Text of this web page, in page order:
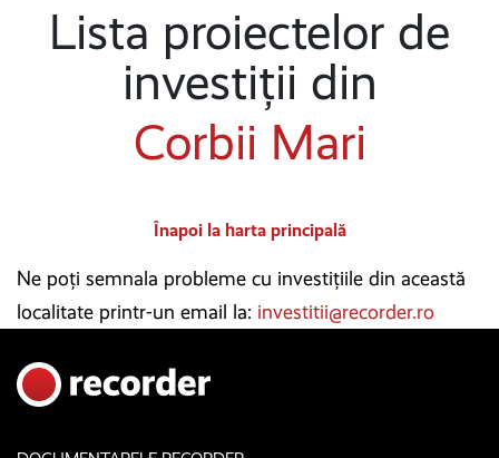
Lista proiectelor de
investiții din
Corbii Mari
Înapoi la harta principală
Ne poți semnala probleme cu investițiile din această
localitate printr-un email la: investitii@recorder.ro